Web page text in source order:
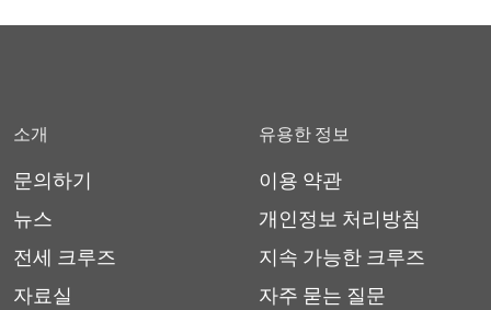
소개
문의하기
뉴스
전세 크루즈
자료실
유용한 정보
이용 약관
개인정보 처리방침
지속 가능한 크루즈
자주 묻는 질문